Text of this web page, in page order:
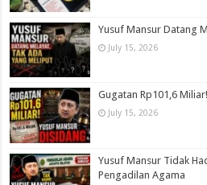
Yusuf Mansur Datang
July 15, 2026
Gugatan Rp101,6
July 15, 2026
Yusuf Mansur Tidak
Pengadilan Agama